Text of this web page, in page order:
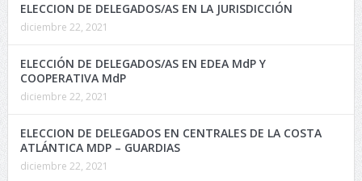
ELECCION DE DELEGADOS/AS EN LA JURISDICCIÓN
diciembre 22, 2021
ELECCIÓN DE DELEGADOS/AS EN EDEA MdP Y
COOPERATIVA MdP
diciembre 22, 2021
ELECCION DE DELEGADOS EN CENTRALES DE LA COSTA
ATLÁNTICA MDP – GUARDIAS
diciembre 22, 2021